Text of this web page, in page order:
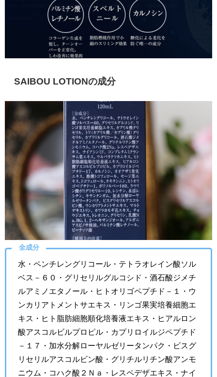
SAIBOU LOTIONの成分
全成分
水・ペンチレングリコール・テトラオレイン酸ソル
ベス－６０・グリセリルグルコシド・酒石酸ジメチ
ルアミノエタノール・ヒトオリゴペプチド－１・ウ
ンカリアトメントサエキス・リンゴ果実培養細胞エ
キス・ヒト脂肪細胞順化培養液エキス・ヒアルロン
酸アスコルビルプロピル・カプリロイルジペプチド
－１７・加水分解ローヤルゼリータンパク・ビスグ
リセリルアスコルビン酸・グリチルリチン酸アンモ
ニウム・コハク酸２Ｎａ・レスペデザエキス・ナイ